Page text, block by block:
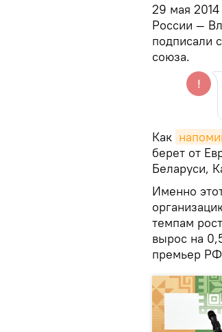
29 мая
России —
подписали
союза.
Как
берет от
Беларуси,
Именно
темпам
вырос на
премьер